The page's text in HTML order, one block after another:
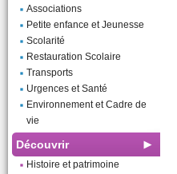
Associations
Petite enfance et Jeunesse
Scolarité
Restauration Scolaire
Transports
Urgences et Santé
Environnement et Cadre de
vie
Découvrir
Histoire et patrimoine